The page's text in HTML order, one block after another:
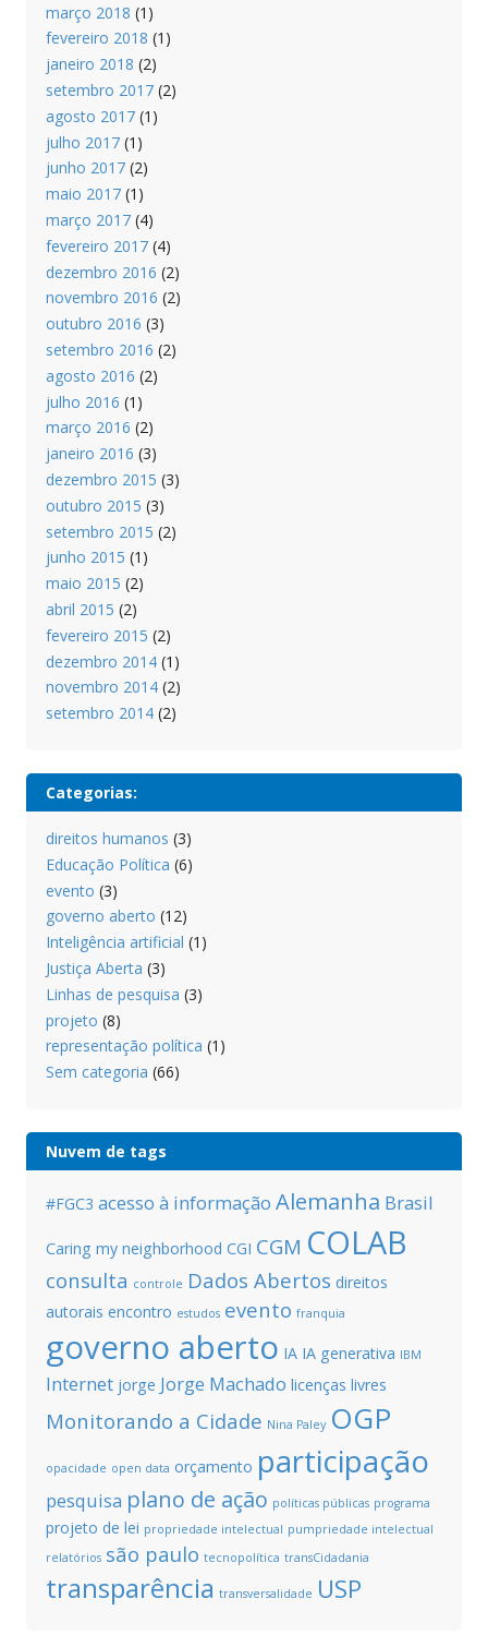
março 2018 (1)
fevereiro 2018 (1)
janeiro 2018 (2)
setembro 2017(2)
agosto 2017(1)
julho 2017(1)
junho 2017(2)
maio 2017(1)
março 2017(4)
fevereiro 2017(4)
dezembro 2016 (2)
novembro 2016 (2)
outubro 2016 (3)
setembro 2016 (2)
agosto 2016 (2)
julho 2016 (1)
março 2016 (2)
janeiro 2016 (3)
dezembro 2015 (3)
outubro 2015 (3)
setembro 2015 (2)
junho 2015 (1)
maio 2015 (2)
abril 2015 (2)
fevereiro 2015 (2)
dezembro 2014(1)
novembro 2014(2)
setembro 2014(2)
Categorias:
direitos humanos (3)
Educação Política (6)
evento (3)
governo aberto (12)
Inteligência artificial (1)
Justiça Aberta (3)
Linhas de pesquisa (3)
projeto (8)
representação política (1)
Sem categoria (66)
Nuvem de tags
#FGC3 acesso à informação Alemanha Brasil
Caring my neighborhood CGI CGM COLAB
consulta controle Dados Abertos direitos
autorais encontro estudos evento franquia
governo aberto IA IA generativa IBM
Internet jorge Jorge Machado licenças livres
Monitorando a Cidade Nina Paley OGP
opacidade open data orçamento participação
pesquisa plano de ação políticas públicas programa
projeto de lei propriedade intelectual pumpriedade intelectual
relatórios são paulo tecnopolítica transCidadania
transparência transversalidade USP